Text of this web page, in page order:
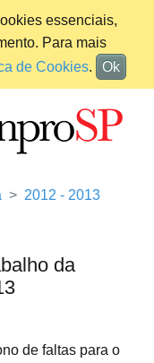
essenciais,
Para mais
de Cookies. Ok
2012 - 2013
da
de faltas para o